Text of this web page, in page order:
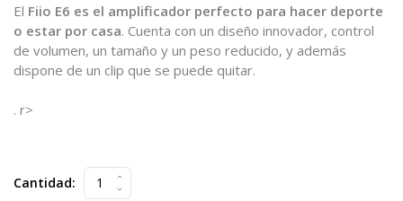
El Fiio E6 es el amplificador perfecto para hacer deporte
o estar por casa. Cuenta con un diseño innovador, control
de volumen, un tamaño y un peso reducido, y además
dispone de un clip que se puede quitar.
. r>
Cantidad: